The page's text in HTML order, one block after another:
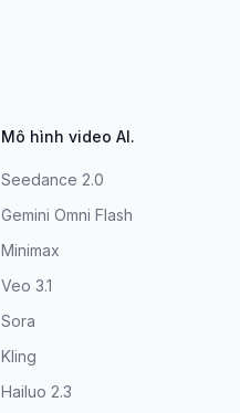
Mô hình video AI.
Seedance 2.0
Gemini Omni Flash
Minimax
Veo 3.1
Sora
Kling
Hailuo 2.3